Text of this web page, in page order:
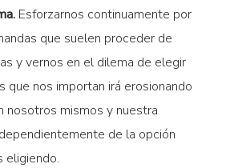
Esforzarnos continuamente por
que suelen proceder de
y vernos en el dilema de elegir
que nos importan irá erosionando
nosotros mismos y nuestra
de la opción
eligiendo.